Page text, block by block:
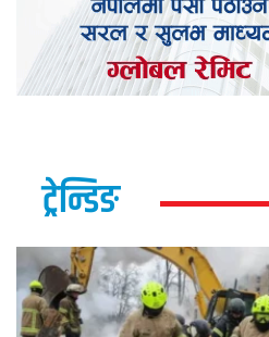
ट्रेन्डिङ